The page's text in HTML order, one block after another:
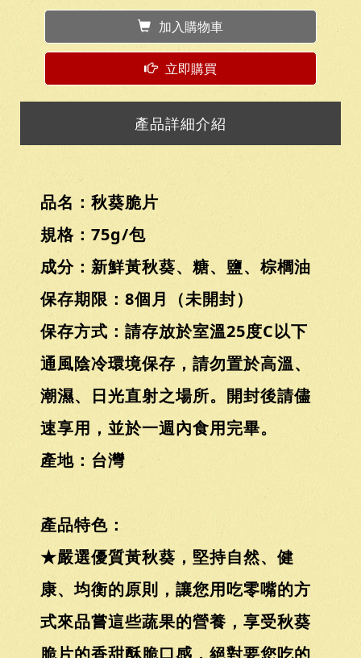
加入購物車
立即購買
產品詳細介紹
品名：秋葵脆片
規格：75g/包
成分：新鮮黃秋葵、糖、鹽、棕櫚油
保存期限：8個月（未開封）
保存方式：請存放於室溫25度C以下
通風陰冷環境保存，請勿置於高溫、
潮濕、日光直射之場所。開封後請儘
速享用，並於一週內食用完畢。
產地：台灣
產品特色：
★嚴選優質黃秋葵，堅持自然、健
康、均衡的原則，讓您用吃零嘴的方
式來品嘗這些蔬果的營養，享受秋葵
脆片的香甜酥脆口感，絕對要您吃的